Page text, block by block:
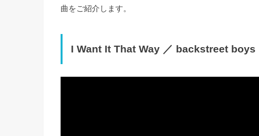
曲をご紹介します。
I Want It That Way ／ backstreet boys